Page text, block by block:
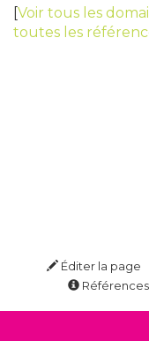
[Voir tous les
toutes les
Éditer la page
Références